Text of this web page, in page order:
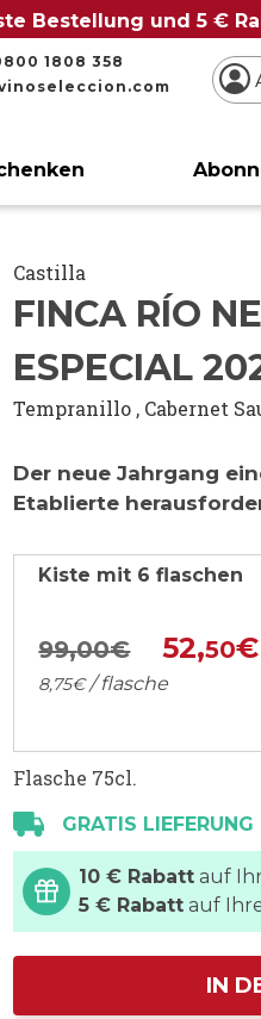
Bestellung und 5 €
1808 358
Castilla
FINCA RÍO
ESPECIAL
Tempranillo , Cabernet
Der neue Jahrgang
Etablierte
Kiste mit 6 flaschen
99,00€ 52,50€
8,75€/ flasche
Flasche 75cl.
GRATIS LIEFERUNG
10 € Rabatt auf
5 € Rabatt auf
IN